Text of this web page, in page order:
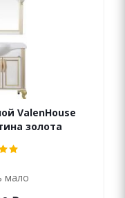
ValenHouse
золота
мало